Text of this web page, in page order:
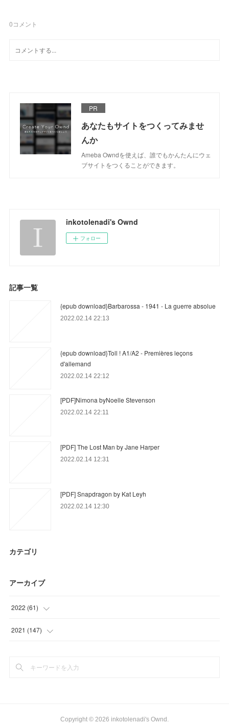
0コメント
PR
あなたもサイトをつくってみませ
んか
Ameba Owndを使えば、誰でもかんたんにウェ
ブサイトをつくることができます。
inkotolenadi's Ownd
フォロー
記事一覧
{epub download}Barbarossa - 1941 - La guerre absolue
2022.02.14 22:13
{epub download}Toll ! A1/A2 - Premières leçons
d'allemand
2022.02.14 22:12
[PDF]Nimona byNoelle Stevenson
2022.02.14 22:11
[PDF] The Lost Man by Jane Harper
2022.02.14 12:31
[PDF] Snapdragon by Kat Leyh
2022.02.14 12:30
カテゴリ
アーカイブ
2022 (61)
(15
2021 (147)
(
Copyright © 2026 inkotolenadi's Ownd .